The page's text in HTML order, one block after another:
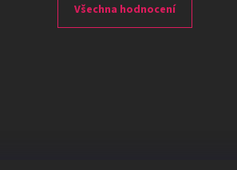
Všechna hodnocení